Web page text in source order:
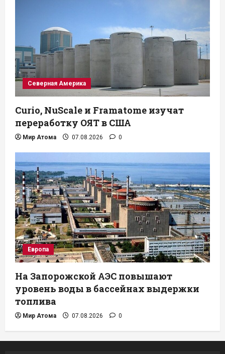
Северная Америка
Curio, NuScale и Framatome изучат
переработку ОЯТ в США
Мир Атома 07.08.2026 0
Европа
На Запорожской АЭС повышают
уровень воды в бассейнах выдержки
топлива
Мир Атома 07.08.2026 0